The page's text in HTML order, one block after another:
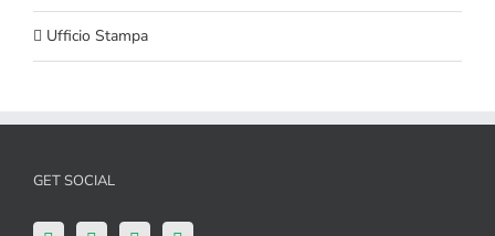
Ufficio Stampa
GET SOCIAL